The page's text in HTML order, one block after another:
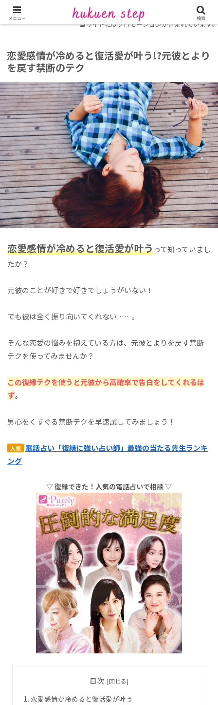
ホーム
復縁コラム
当サイトにはプロモーションが含まれています。
恋愛感情が冷めると復活愛が叶う!?元彼とより
を戻す禁断のテク
恋愛感情が冷めると復活愛が叶うって知っていまし
たか？
元彼のことが好きで好きでしょうがいない！
でも彼は全く振り向いてくれない……。
そんな恋愛の悩みを抱えている方は、元彼とよりを戻す禁断
テクを使ってみませんか？
この復縁テクを使うと元彼から高確率で告白をしてくれるは
ず。
男心をくすぐる禁断テクを早速試してみましょう！
人気 電話占い「復縁に強い占い師」最強の当たる先生ランキ
ング
▽ 復縁できた！人気の電話占いで相談 ▽
目次
恋愛感情が冷めると復活愛が叶う
メニュー 検索